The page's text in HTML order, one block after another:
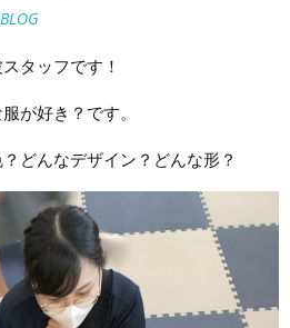
タッフです！
が好き？です。
どんなデザイン？どんな形？